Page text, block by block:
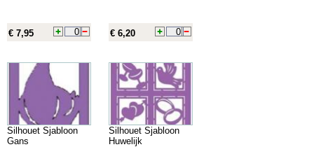
€ 7,95 € 6,20
Silhouet Sjabloon
Gans
Silhouet Sjabloon
Huwelijk